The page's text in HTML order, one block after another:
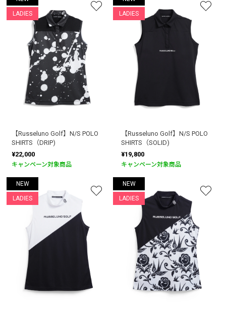
LADIES
【Russeluno Golf】N/S POLO
SHIRTS（DRIP)
¥22,000
キャンペーン対象商品
LADIES
【Russeluno Golf】N/S POLO
SHIRTS（SOLID)
¥19,800
キャンペーン対象商品
NEW
LADIES
NEW
LADIES
お買い物を続ける カートへ進む